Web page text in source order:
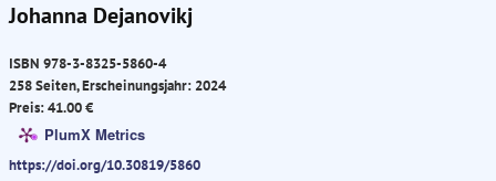
Johanna Dejanovikj
ISBN 978-3-8325-5860-4
258 Seiten, Erscheinungsjahr: 2024
Preis: 41.00 €
PlumX Metrics
https://doi.org/10.30819/5860